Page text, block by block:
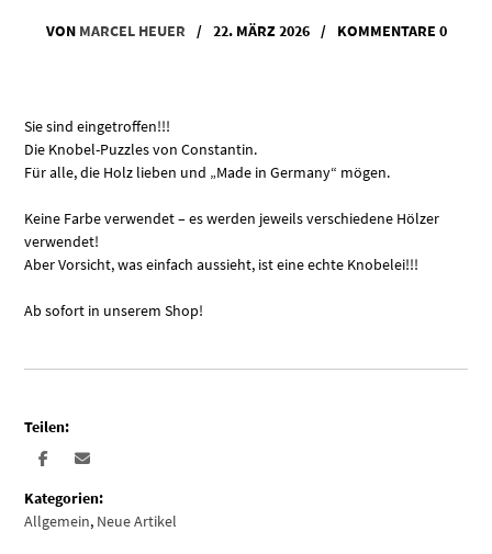
VON MARCEL HEUER / 22. MÄRZ 2026 / KOMMENTARE 0
Sie sind eingetroffen!!!
Die Knobel-Puzzles von Constantin.
Für alle, die Holz lieben und „Made in Germany“ mögen.
Keine Farbe verwendet – es werden jeweils verschiedene Hölzer
verwendet!
Aber Vorsicht, was einfach aussieht, ist eine echte Knobelei!!!
Ab sofort in unserem Shop!
Teilen:
Kategorien:
Allgemein, Neue Artikel